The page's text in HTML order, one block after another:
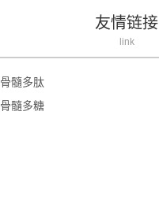
友情链接
link
骨髓多肽
骨髓多糖